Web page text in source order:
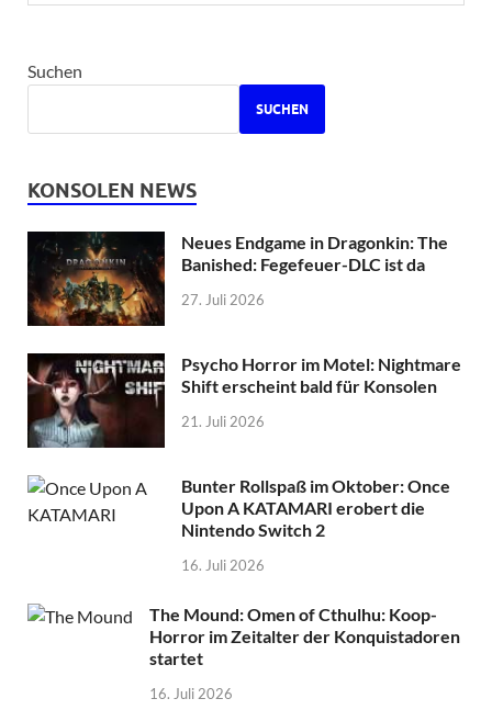
Suchen
SUCHEN
KONSOLEN NEWS
Neues Endgame in Dragonkin: The
Banished: Fegefeuer-DLC ist da
27. Juli 2026
Psycho Horror im Motel: Nightmare
Shift erscheint bald für Konsolen
21. Juli 2026
Bunter Rollspaß im Oktober: Once
Upon A KATAMARI erobert die
Nintendo Switch 2
16. Juli 2026
The Mound: Omen of Cthulhu: Koop-
Horror im Zeitalter der Konquistadoren
startet
16. Juli 2026